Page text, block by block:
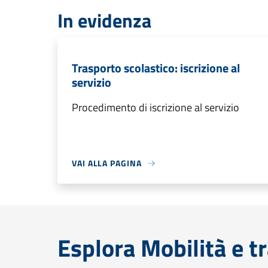
In evidenza
Trasporto scolastico: iscrizione al
servizio
Procedimento di iscrizione al servizio
VAI ALLA PAGINA
Esplora Mobilità e